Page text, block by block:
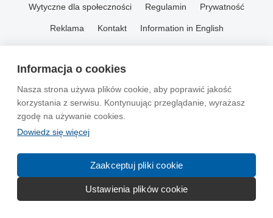
Informacja o cookies
Nasza strona używa plików cookie, aby poprawić jakość
korzystania z serwisu. Kontynuując przeglądanie, wyrażasz
zgodę na używanie cookies.
Dowiedz się więcej
Zaakceptuj pliki cookie
Ustawienia plików cookie
Wytyczne dla społeczności Regulamin Prywatność
Reklama Kontakt Information in English